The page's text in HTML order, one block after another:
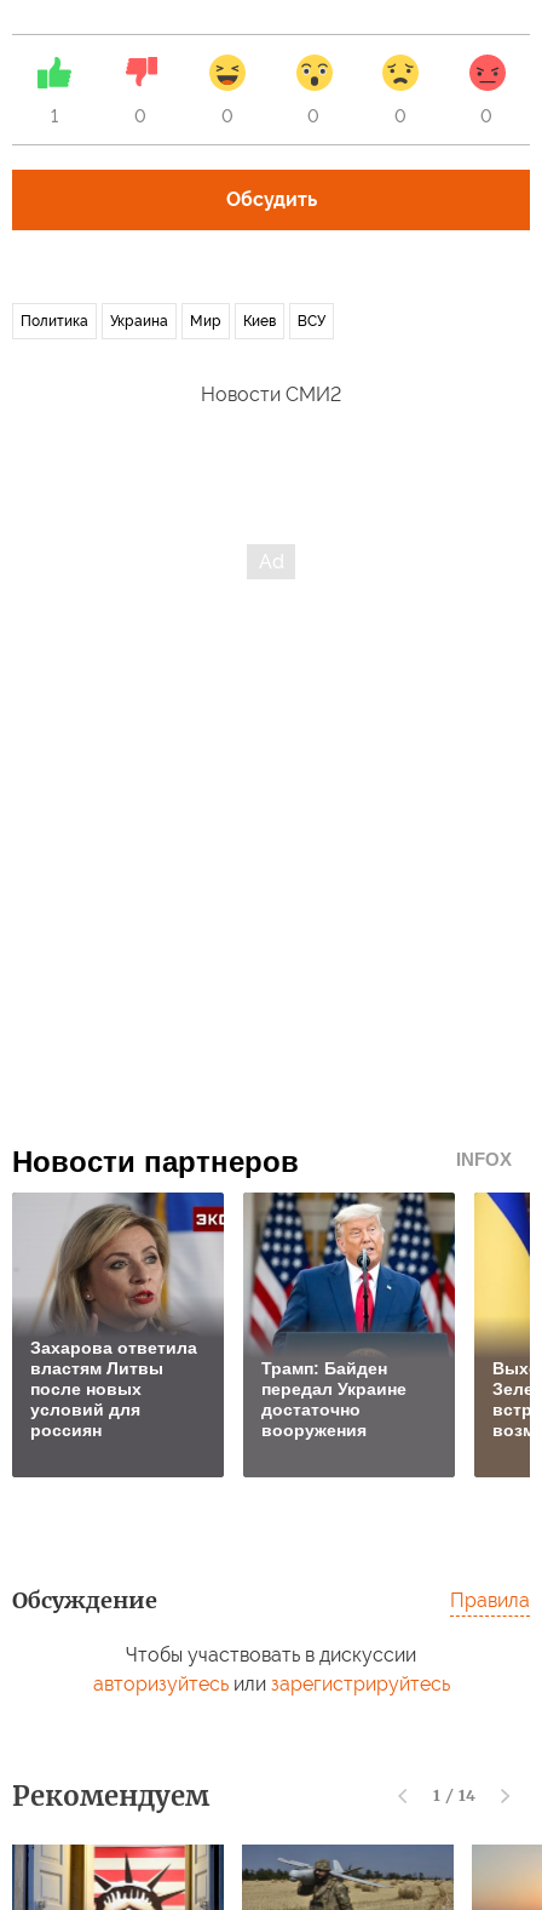
1 0 0 0 0 0
Обсудить
Политика Украина Мир Киев ВСУ
Новости СМИ2
Новости партнеров INFOX
Захарова ответила
властям Литвы
после новых
условий для
россиян
Трамп: Байден
передал Украине
достаточно
вооружения
Обсуждение Правила
Чтобы участвовать в дискуссии
авторизуйтесьили зарегистрируйтесь
Рекомендуем 1 / 14